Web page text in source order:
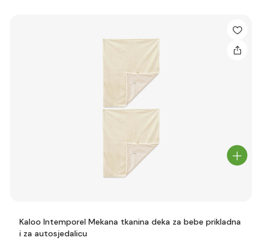
Kaloo Intemporel Mekana tkanina deka za bebe prikladna
i za autosjedalicu